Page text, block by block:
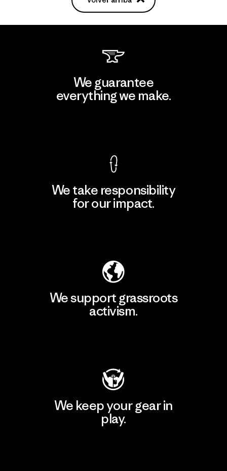
We guarantee
everything we make.
We take responsibility
for our impact.
We support grassroots
activism.
We keep your gear in
play.